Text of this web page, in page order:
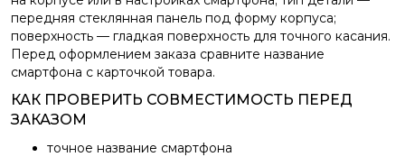
передняя стеклянная панель под форму корпуса;
поверхность — гладкая поверхность для точного касания.
Перед оформлением заказа сравните название
смартфона с карточкой товара.
КАК ПРОВЕРИТЬ СОВМЕСТИМОСТЬ ПЕРЕД
ЗАКАЗОМ
точное название смартфона